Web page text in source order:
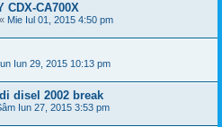
CDX-CA700X
« Mie Iul 01, 2015 4:50 pm
Iun 29, 2015 10:13 pm
disel 2002 break
Iun 27, 2015 3:53 pm